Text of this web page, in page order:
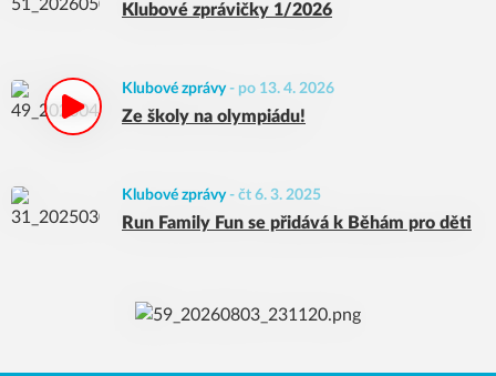
Klubové zprávičky 1/2026
Klubové zprávy- po 13. 4. 2026
Ze školy na olympiádu!
Klubové zprávy- čt 6. 3. 2025
Run Family Fun se přidává k Běhám pro děti